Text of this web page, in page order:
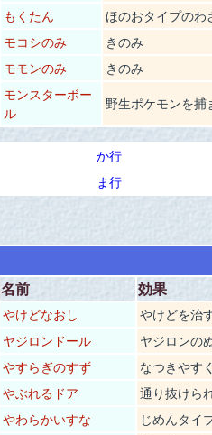
もくたん
ほのおタイプのわ
モコシのみ
きのみ
モモンのみ
きのみ
モンスターボー
ル
野生ポケモンを
か行
ま行
名前 効果
やけどなおし
やけどを治
ヤジロンドール
ヤジロンの
やすらぎのすず
なつきやす
やぶれるドア
通り抜けら
やわらかいすな
じめんタイ